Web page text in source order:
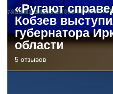
«Ругают
Кобзев
губернатора
области
5 отзывов